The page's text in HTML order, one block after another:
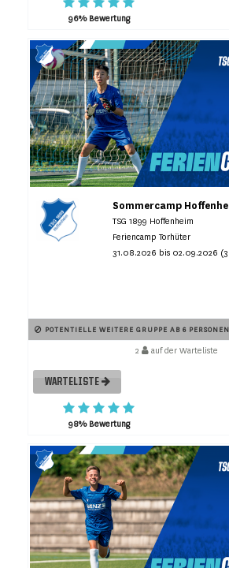
96% Bewertung
Sommercamp
TSG 1899 Hoffenheim
Feriencamp Torhüter
31.08.2026 bis 02.09.2026 (3
POTENTIELLE WEITERE GRUPPE AB 6
2 auf der Warteliste
WARTELISTE
98% Bewertung